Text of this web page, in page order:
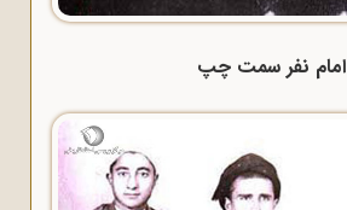
امام نفر سمت چپ